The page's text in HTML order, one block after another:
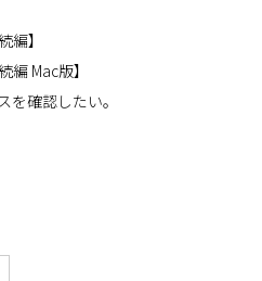
】
Mac版】
確認したい。